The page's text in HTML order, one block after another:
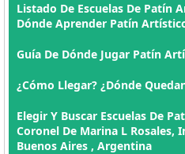
Listado De Escuelas De Patín
Dónde Aprender Patín
Guía De Dónde Jugar Patín
¿Cómo Llegar? ¿Dónde
Elegir Y Buscar Escuelas De
Coronel De Marina L Rosales,
Buenos Aires , Argentina